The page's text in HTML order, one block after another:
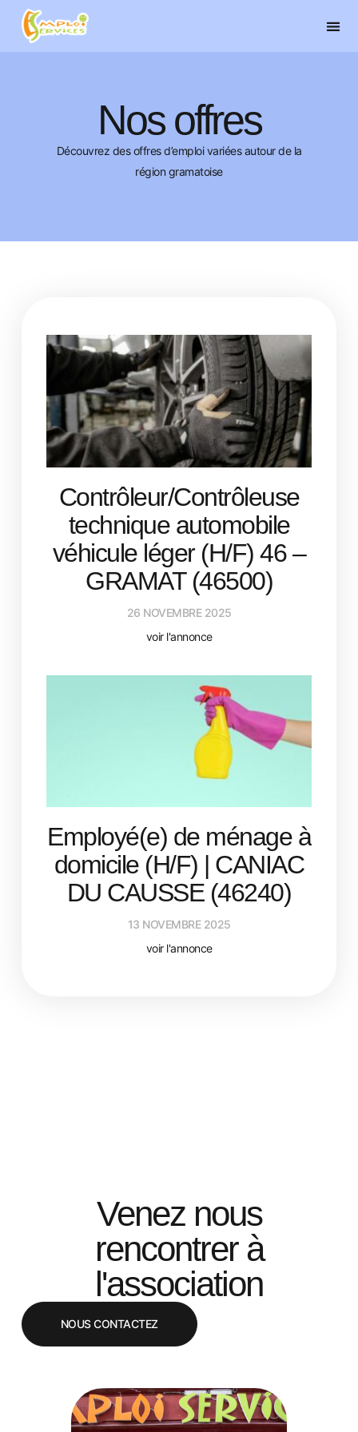
Nos offres
Découvrez des offres d’emploi variées autour de la
région gramatoise
Contrôleur/Contrôleuse
technique automobile
véhicule léger (H/F) 46 –
GRAMAT (46500)
26 NOVEMBRE 2025
voir l'annonce
Employé(e) de ménage à
domicile (H/F) | CANIAC
DU CAUSSE (46240)
13 NOVEMBRE 2025
voir l'annonce
Venez nous
rencontrer à
l'association
NOUS CONTACTEZ